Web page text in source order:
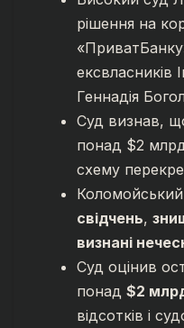
рішення на
ексвласників
Геннадія
Суд визнав,
понад $2
схему
свідчень,
визнані
Суд оцінив
понад $2
відсотків і